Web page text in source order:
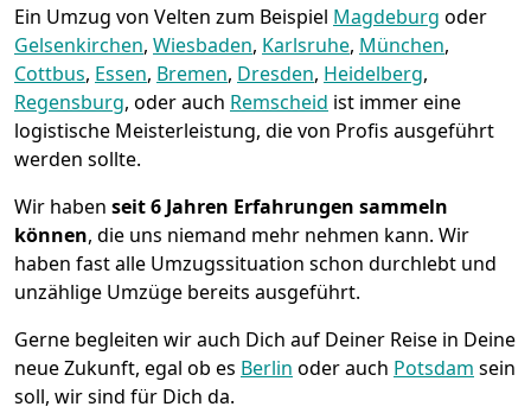
Ein Umzug von Velten zum Beispiel Magdeburg oder
Gelsenkirchen, Wiesbaden, Karlsruhe, München,
Cottbus, Essen, Bremen, Dresden, Heidelberg,
Regensburg, oder auch Remscheid ist immer eine
logistische Meisterleistung, die von Profis ausgeführt
werden sollte.
Wir haben seit6 Jahren Erfahrungen sammeln
können, die uns niemand mehr nehmen kann. Wir
haben fast alle Umzugssituation schon durchlebt und
unzählige Umzüge bereits ausgeführt.
Gerne begleiten wir auch Dich auf Deiner Reise in Deine
neue Zukunft, egal ob es Berlin oder auch Potsdam sein
soll, wir sind für Dich da.